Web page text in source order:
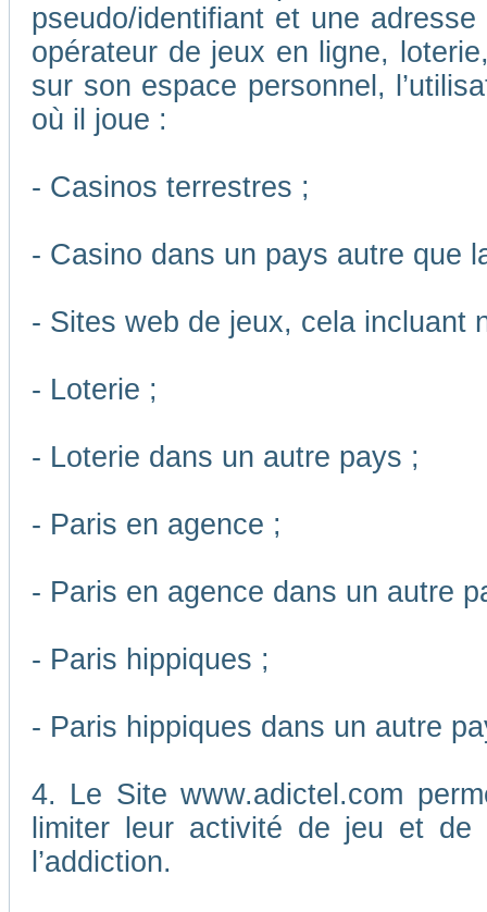
pseudo/identifiant et une
opérateur de jeux en ligne,
sur son espace personnel,
où il joue :
- Casinos terrestres ;
- Casino dans un pays autre que
- Sites web de jeux, cela incluant
- Loterie ;
- Loterie dans un autre pays ;
- Paris en agence ;
- Paris en agence dans un autre
- Paris hippiques ;
- Paris hippiques dans un autre
4. Le Site www.adictel.com
limiter leur activité de jeu et
l’addiction.